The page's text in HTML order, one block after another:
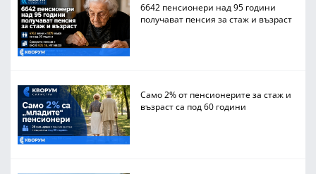
6642 пенсионери над 95 години
получават пенсия за стаж и възраст
Само 2% от пенсионерите за стаж и
възраст са под 60 години